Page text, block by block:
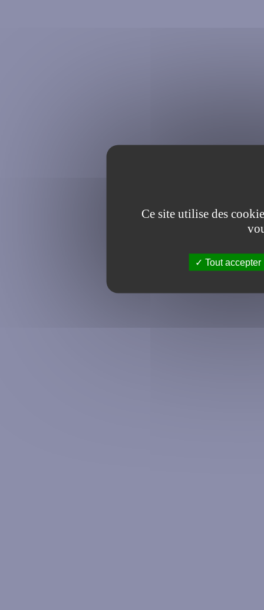
Ce site utilise des
Tout accepter